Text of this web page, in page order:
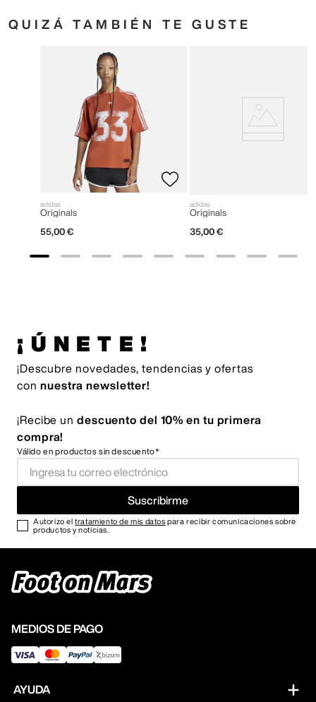
QUIZÁ TAMBIÉN TE GUSTE
adidas
Originals
55,00 €
adidas
Originals
35,00 €
¡ÚNETE!
¡Descubre novedades, tendencias y ofertas
con nuestra newsletter!
¡Recibe un descuento del 10% en tu primera
compra!
Válido en productos sin descuento*
Suscribirme
Autorizo eltratamiento de mis datos para recibir comunicaciones sobre
productos y noticias.
MEDIOS DE PAGO
AYUDA